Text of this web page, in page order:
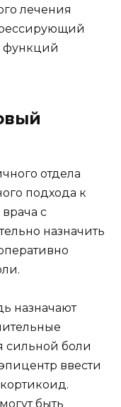
лечения
функций
отдела
подхода к
с
назначить
назначают
сильной боли
ввести
быть